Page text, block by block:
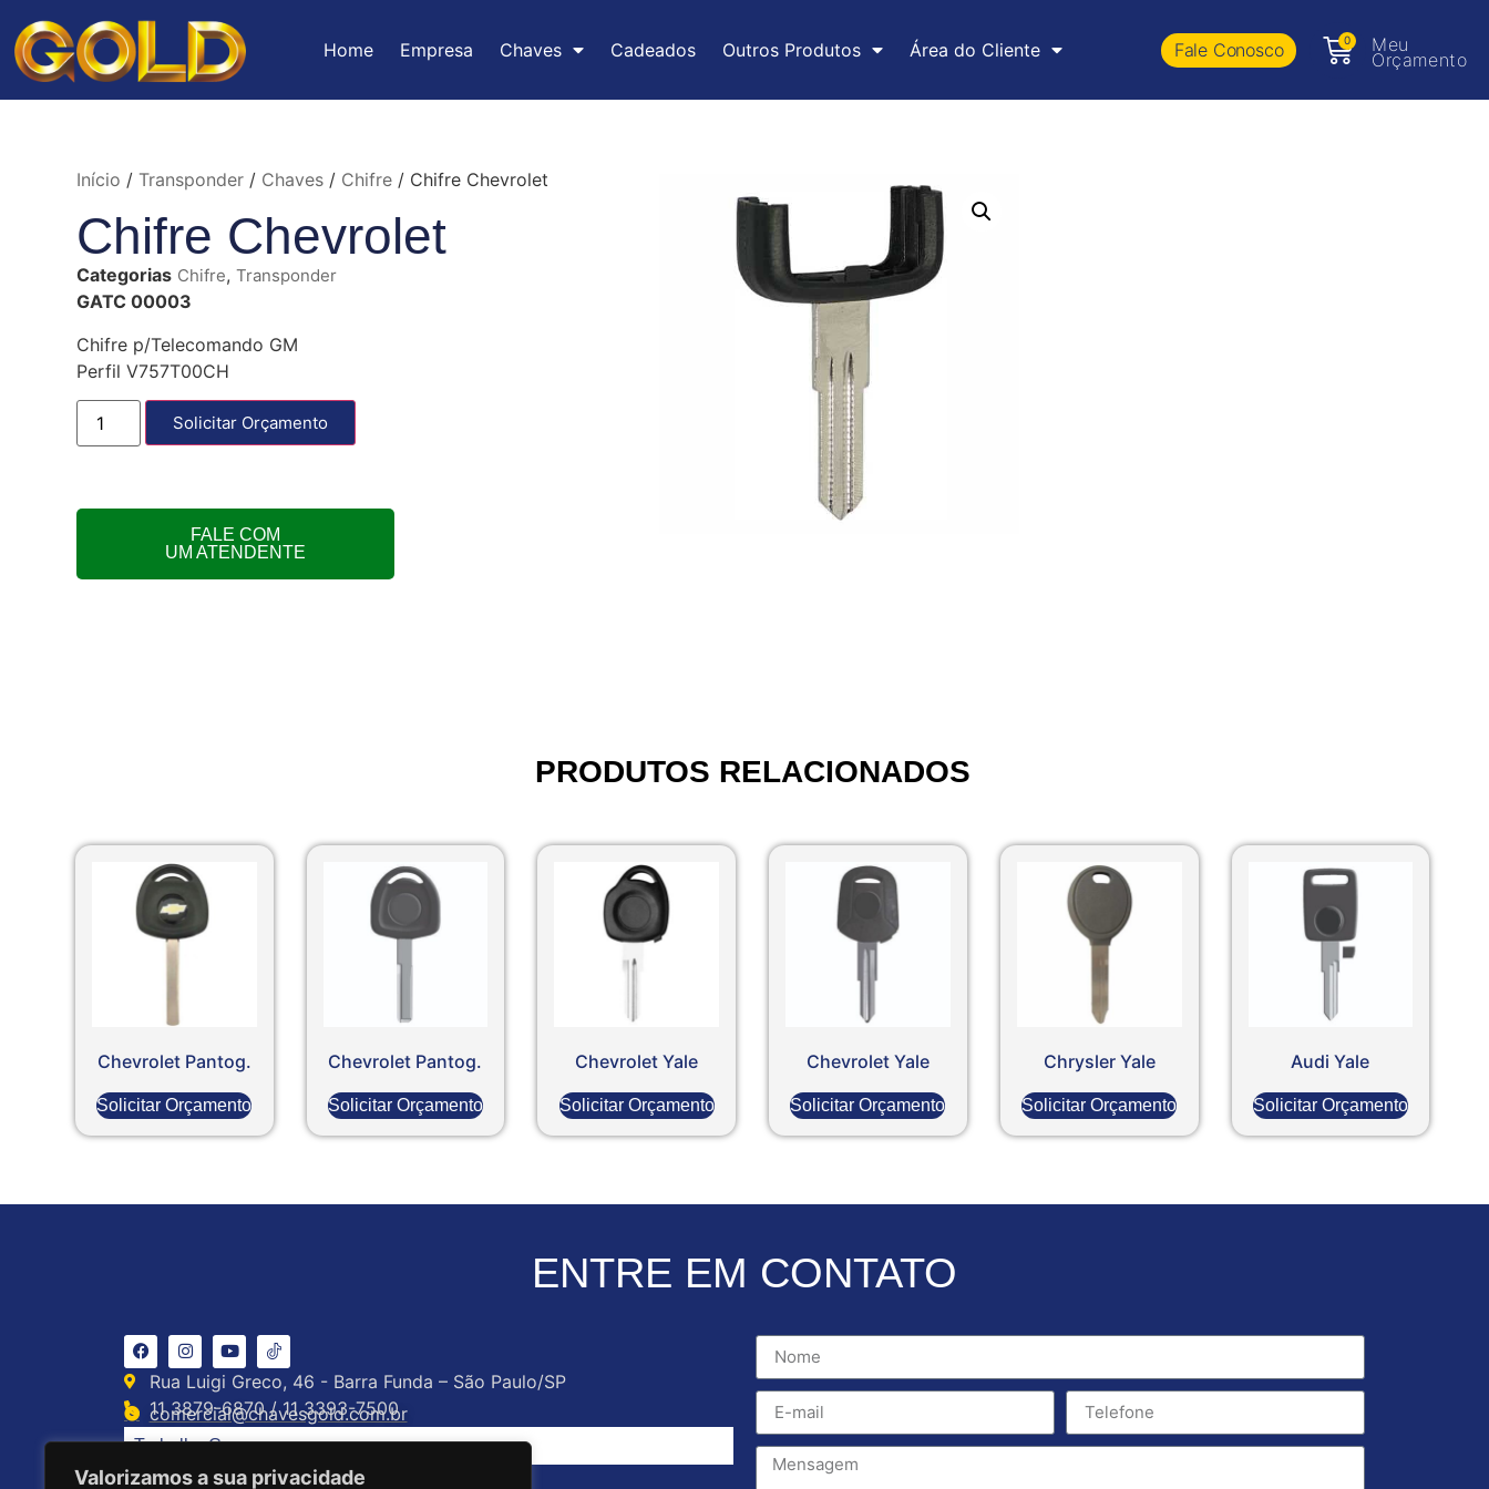
Valorizamos a sua privacidade
Home Empresa Chaves Cadeados Outros Produtos Área do Cliente Fale Conosco 0 Meu
Orçamento
Início / Transponder/ Chaves/ Chifre/ Chifre Chevrolet
Chifre Chevrolet
Categorias Chifre, Transponder
GATC 00003
Chifre p/Telecomando GM
Perfil V757T00CH
Solicitar Orçamento
FALE COM
UM ATENDENTE
PRODUTOS RELACIONADOS
Chevrolet Pantog.
Solicitar Orçamento
Chevrolet Pantog.
Solicitar Orçamento
Chevrolet Yale
Solicitar Orçamento
Chevrolet Yale
Solicitar Orçamento
Chrysler Yale
Solicitar Orçamento
Audi Yale
Solicitar Orçamento
ENTRE EM CONTATO
Rua Luigi Greco, 46 - Barra Funda – São Paulo/SP
11 3879-6870 / 11 3393-7500
comercial@chavesgold.com.br
Trabalhe Conosco